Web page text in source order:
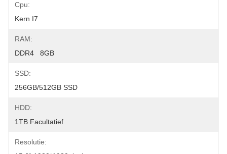
Cpu:
Kern I7
RAM:
DDR4   8GB
SSD:
256GB/512GB SSD
HDD:
1TB Facultatief
Resolutie: